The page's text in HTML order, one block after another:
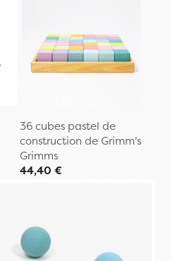
36 cubes pastel de
construction de Grimm's
Grimms
44,40 €